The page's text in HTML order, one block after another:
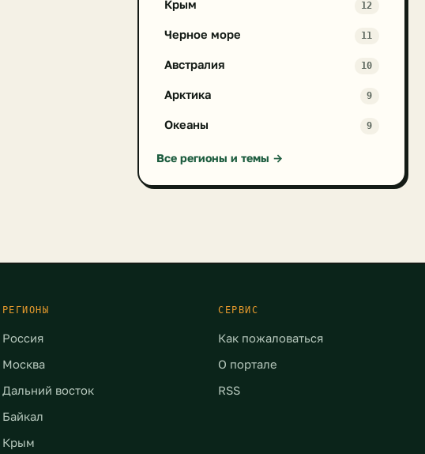
Крым 12
Черное море 11
Австралия 10
Арктика 9
Океаны 9
Все регионы и темы →
РЕГИОНЫ
Россия
Москва
Дальний восток
Байкал
Крым
СЕРВИС
Как пожаловаться
О портале
RSS